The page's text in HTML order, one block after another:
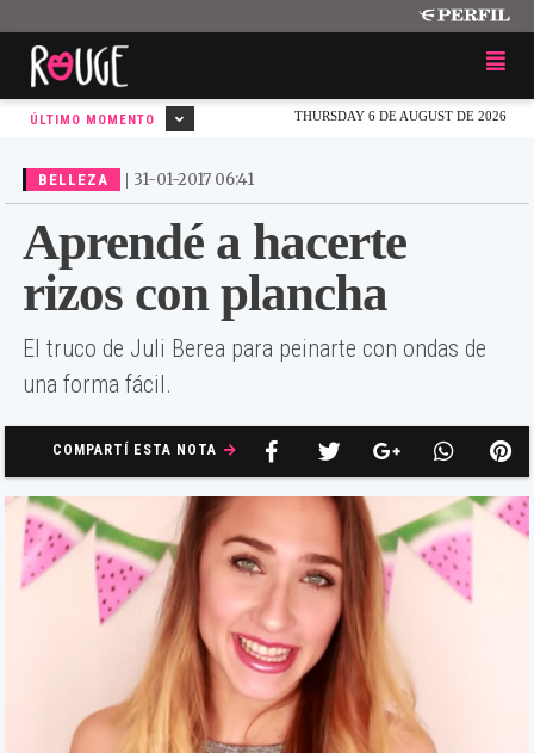
THURSDAY 6 DE AUGUST DE 2026
ÚLTIMO MOMENTO
BELLEZA | 31-01-2017 06:41
Aprendé a hacerte
rizos con plancha
El truco de Juli Berea para peinarte con ondas de
una forma fácil.
COMPARTÍ ESTA NOTA